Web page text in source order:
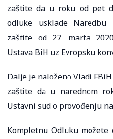
zaštite da u roku od pet
odluke usklade Naredbu
zaštite od 27. marta
Ustava BiH uz Evropsku
Dalje je naloženo Vladi
zaštite da u narednom
Ustavni sud o provođenju
Kompletnu Odluku